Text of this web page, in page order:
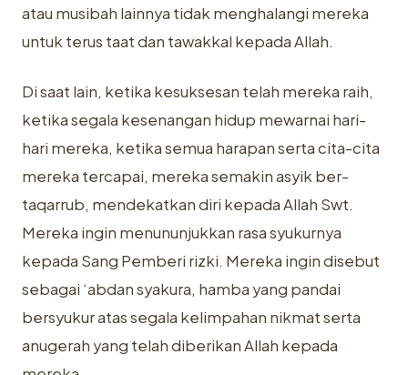
atau musibah lainnya tidak ‎menghalangi mereka
untuk terus taat dan tawakkal kepada Allah. ‎
Di saat lain, ketika kesuksesan telah mereka raih,
ketika segala ‎kesenangan hidup mewarnai hari-
hari mereka, ketika semua harapan serta ‎cita-cita
mereka tercapai, mereka semakin asyik ber-
taqarrub, mendekatkan ‎diri kepada Allah Swt.
Mereka ingin menununjukkan rasa syukurnya
kepada ‎Sang Pemberi rizki. Mereka ingin disebut
sebagai ‘abdan syakura, hamba yang ‎pandai
bersyukur atas segala kelimpahan nikmat serta
anugerah yang telah ‎diberikan Allah kepada